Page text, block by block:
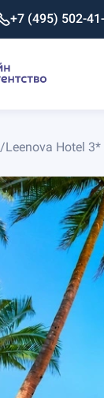
+7 (495) 502-
/Leenova Hotel 3*